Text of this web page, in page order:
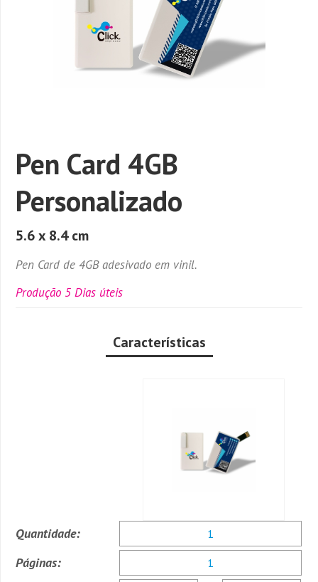
Pen Card 4GB
Personalizado
5.6 x 8.4 cm
Pen Card de 4GB adesivado em vinil.
Produção 5 Dias úteis
Características
Quantidade:
Páginas: